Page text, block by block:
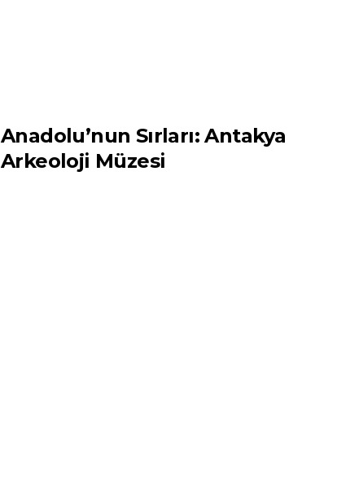
Anadolu’nun Sırları: Antakya
Arkeoloji Müzesi